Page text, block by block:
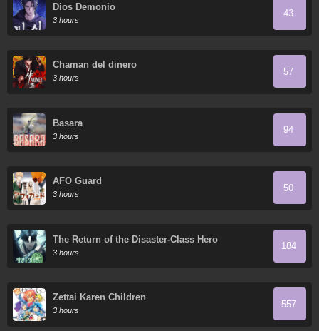
Dios Demonio
3 hours
43
Chaman del dinero
3 hours
57
Basara
3 hours
94
AFO Guard
3 hours
50
The Return of the Disaster-Class Hero
3 hours
184
Zettai Karen Children
3 hours
557